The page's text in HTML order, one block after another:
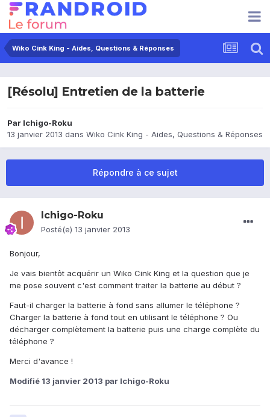
Wiko Cink King - Aides, Questions & Réponses
[Résolu] Entretien de la batterie
Par Ichigo-Roku
13 janvier 2013 dans Wiko Cink King - Aides, Questions & Réponses
Répondre à ce sujet
Ichigo-Roku
Posté(e) 13 janvier 2013
Bonjour,
Je vais bientôt acquérir un Wiko Cink King et la question que je
me pose souvent c'est comment traiter la batterie au début ?
Faut-il charger la batterie à fond sans allumer le téléphone ?
Charger la batterie à fond tout en utilisant le téléphone ? Ou
décharger complètement la batterie puis une charge complète du
téléphone ?
Merci d'avance !
Modifié 13 janvier 2013 par Ichigo-Roku